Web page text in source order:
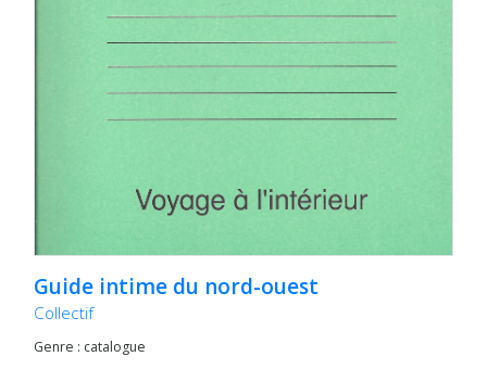
Guide intime du nord-ouest
Collectif
Genre : catalogue